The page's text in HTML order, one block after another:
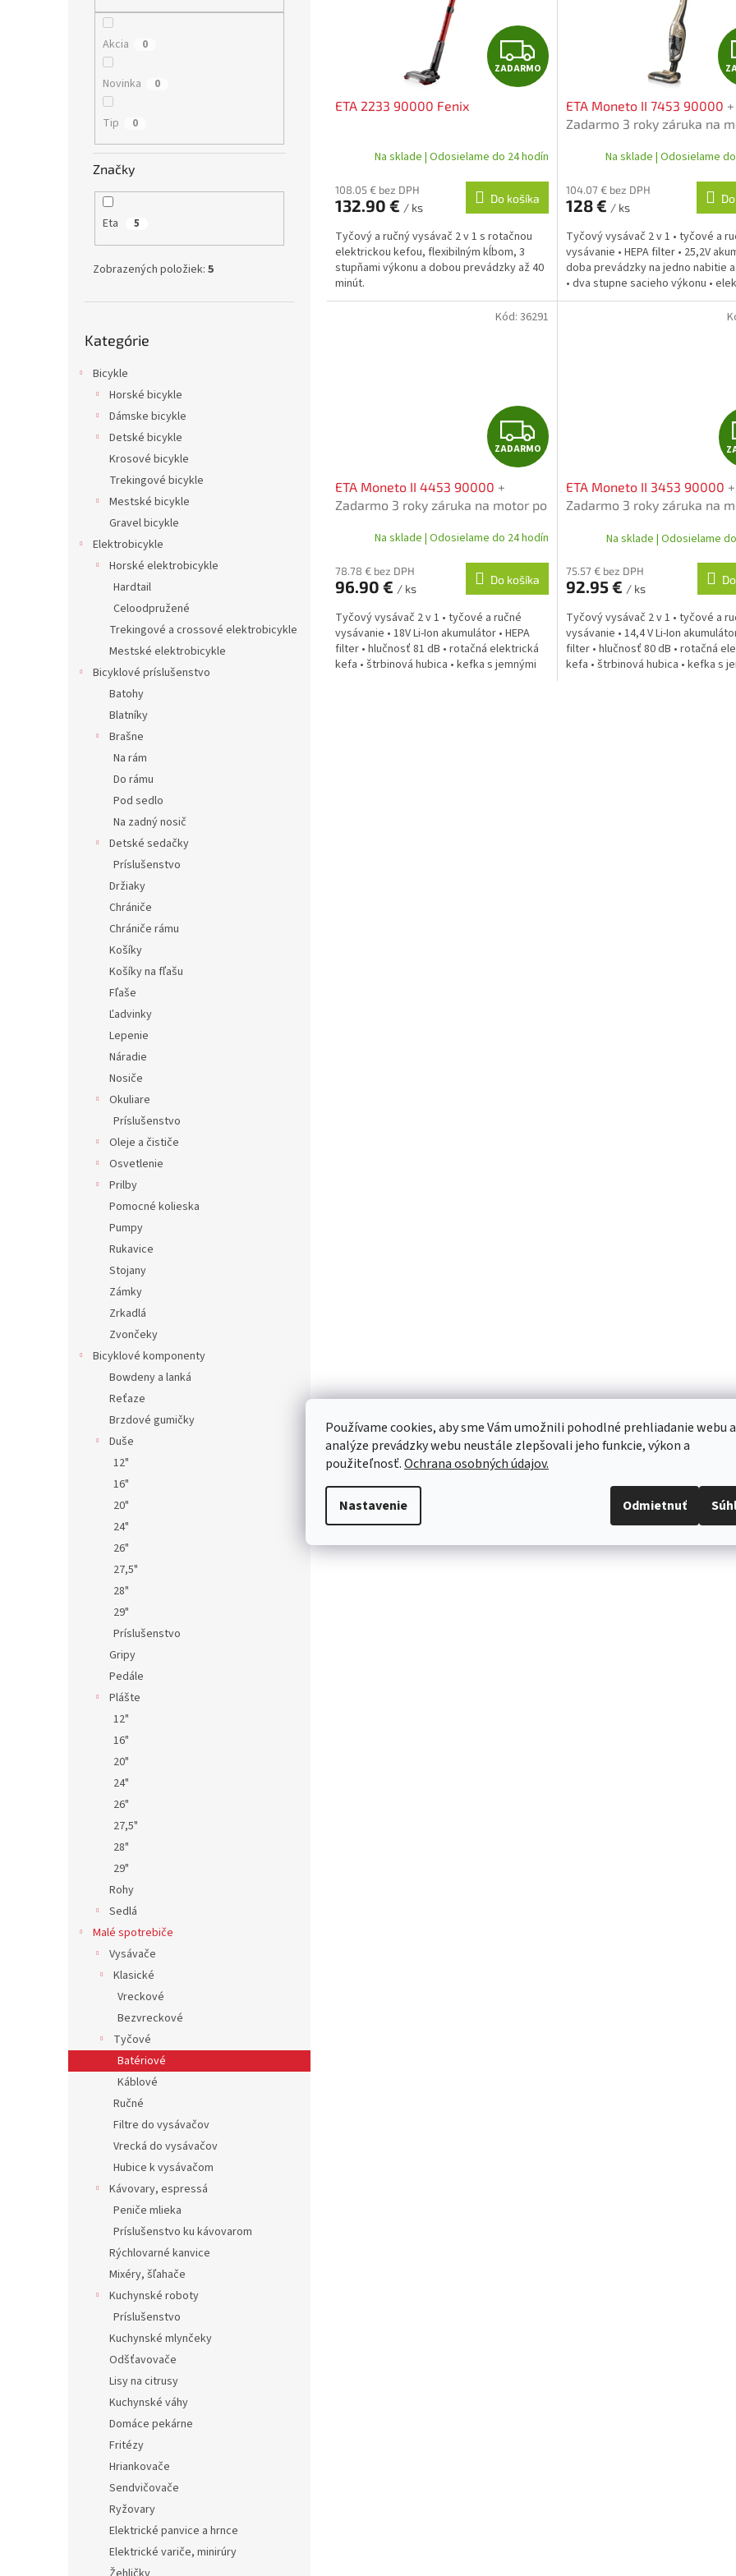
Používame cookies, aby sme Vám umožnili pohodlné prehliadanie webu
analýze prevádzky webu neustále zlepšovali jeho funkcie, výkon a
použiteľnosť.Ochrana osobných údajov.
Nastavenie Odmietnuť
Akcia 0
Novinka 0
Tip 0
Značky
Eta 5
Zobrazených položiek: 5
kategórie
Kategórie
Bicykle
Horské bicykle
Dámske bicykle
Detské bicykle
Krosové bicykle
Trekingové bicykle
Mestské bicykle
Gravel bicykle
Elektrobicykle
Horské elektrobicykle
Hardtail
Celoodpružené
Trekingové a crossové elektrobicykle
Mestské elektrobicykle
Bicyklové príslušenstvo
Batohy
Blatníky
Brašne
Na rám
Do rámu
Pod sedlo
Na zadný nosič
Detské sedačky
Príslušenstvo
Držiaky
Chrániče
Chrániče rámu
Košíky
Košíky na fľašu
Fľaše
Ľadvinky
Lepenie
Náradie
Nosiče
Okuliare
Príslušenstvo
Oleje a čističe
Osvetlenie
Prilby
Pomocné kolieska
Pumpy
Rukavice
Stojany
Zámky
Zrkadlá
Zvončeky
Bicyklové komponenty
Bowdeny a lanká
Reťaze
Brzdové gumičky
Duše
12"
16"
20"
24"
26"
27,5"
28"
29"
Príslušenstvo
Gripy
Pedále
Plášte
12"
16"
20"
24"
26"
27,5"
28"
29"
Rohy
Sedlá
Malé spotrebiče
Vysávače
Klasické
Vreckové
Bezvreckové
Tyčové
Batériové
Káblové
Ručné
Filtre do vysávačov
Vrecká do vysávačov
Hubice k vysávačom
Kávovary, espressá
Peniče mlieka
Príslušenstvo ku kávovarom
Rýchlovarné kanvice
Mixéry, šľahače
Kuchynské roboty
Príslušenstvo
Kuchynské mlynčeky
Odšťavovače
Lisy na citrusy
Kuchynské váhy
Domáce pekárne
Fritézy
Hriankovače
Sendvičovače
Ryžovary
Elektrické panvice a hrnce
Elektrické variče, minirúry
Z
A
A
R
M
O
ZADARMO
ETA 2233 90000 Fenix
Na sklade | Odosielame do 24 hodín
108.05 € bez DPH
132.90 € / ks
Do košíka
Tyčový a ručný vysávač 2 v 1 s rotačnou
elektrickou kefou, flexibilným kĺbom, 3
stupňami výkonu a dobou prevádzky až 40
minút.
ETA Moneto II 7453 90000 +
Zadarmo 3 roky záruka na
Na sklade | Odosielame
104.07 € bez DPH
128 € / ks
Tyčový vysávač 2 v 1 • tyčové a
vysávanie • HEPA filter • 25,2V
doba prevádzky na jedno nabitie
• dva stupne sacieho výkonu •
kefa •...
Z
A
D
A
R
M
O
ZADARMO
ETA Moneto II 4453 90000 +
Zadarmo 3 roky záruka na motor po
Na sklade | Odosielame do 24 hodín
78.78 € bez DPH
96.90 € / ks
Do košíka
Tyčový vysávač 2 v 1 • tyčové a ručné
vysávanie • 18V Li-Ion akumulátor • HEPA
filter • hlučnosť 81 dB • rotačná elektrická
kefa • štrbinová hubica • kefka s jemnými
Kód: 36291
ETA Moneto II 3453 90000 +
Zadarmo 3 roky záruka na
Na sklade | Odosielame
75.57 € bez DPH
92.95 € / ks
Tyčový vysávač 2 v 1 • tyčové a
vysávanie • 14,4 V Li-Ion
filter • hlučnosť 80 dB • rotačná
kefa • štrbinová hubica • kefka s